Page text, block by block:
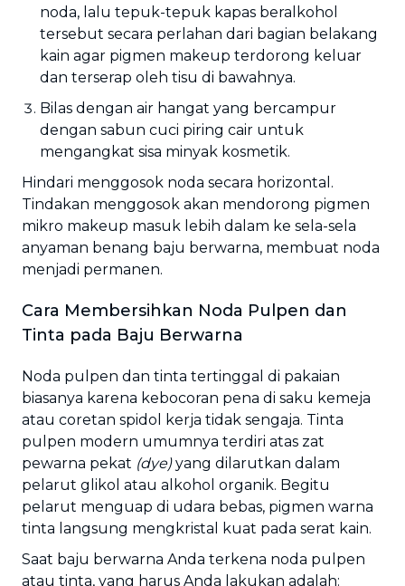
noda, lalu tepuk-tepuk kapas beralkohol
tersebut secara perlahan dari bagian belakang
kain agar pigmen makeup terdorong keluar
dan terserap oleh tisu di bawahnya.
Bilas dengan air hangat yang bercampur
dengan sabun cuci piring cair untuk
mengangkat sisa minyak kosmetik.
Hindari menggosok noda secara horizontal.
Tindakan menggosok akan mendorong pigmen
mikro makeup masuk lebih dalam ke sela-sela
anyaman benang baju berwarna, membuat noda
menjadi permanen.
Cara Membersihkan Noda Pulpen dan
Tinta pada Baju Berwarna
Noda pulpen dan tinta tertinggal di pakaian
biasanya karena kebocoran pena di saku kemeja
atau coretan spidol kerja tidak sengaja. Tinta
pulpen modern umumnya terdiri atas zat
pewarna pekat (dye)yang dilarutkan dalam
pelarut glikol atau alkohol organik. Begitu
pelarut menguap di udara bebas, pigmen warna
tinta langsung mengkristal kuat pada serat kain.
Saat baju berwarna Anda terkena noda pulpen
atau tinta, yang harus Anda lakukan adalah: